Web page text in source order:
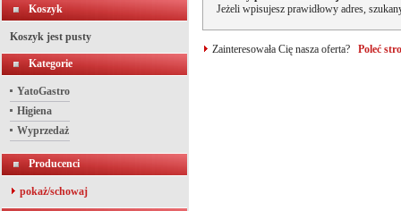
Koszyk
Koszyk jest pusty
Kategorie
YatoGastro
Higiena
Wyprzedaż
Producenci
pokaż/schowaj
Jeżeli wpisujesz prawidłowy adres,
Zainteresowała Cię nasza oferta? Poleć